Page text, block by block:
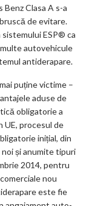
Clasa A s-a
de evitare.
ESP® ca
autovehicule
antiderapare.
puține victime –
aduse de
obligatorie a
UE, procesul de
inițial, din
și anumite tipuri
2014, pentru
nou
este fie